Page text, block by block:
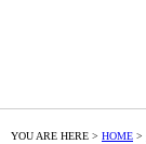
YOU ARE HERE > HOME >